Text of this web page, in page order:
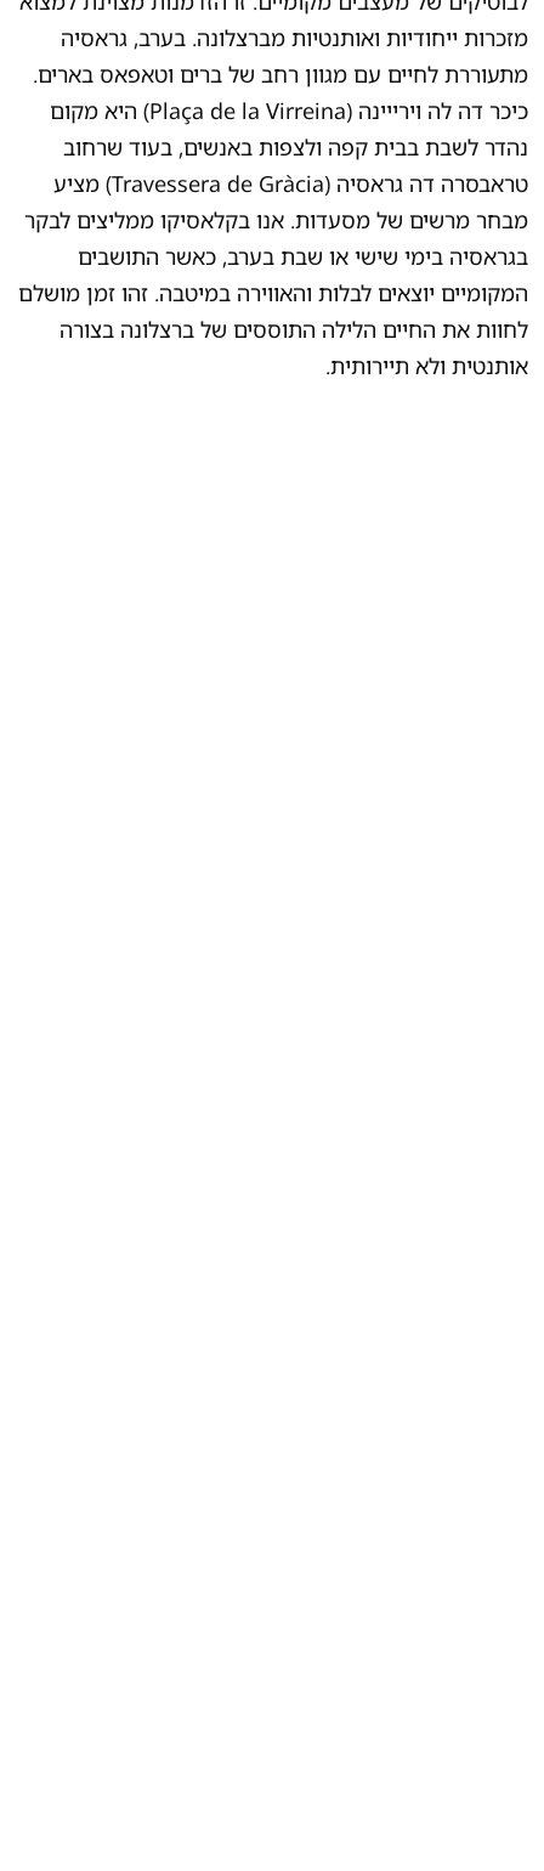
מזכרות ייחודיות ואותנטיות מברצלונה. בערב, גראסיה
מתעוררת לחיים עם מגוון רחב של ברים וטאפאס בארים.
כיכר דה לה וירייינה (Plaça de la Virreina) היא מקום
נהדר לשבת בבית קפה ולצפות באנשים, בעוד שרחוב
טראבסרה דה גראסיה (Travessera de Gràcia) מציע
מבחר מרשים של מסעדות. אנו בקלאסיקו ממליצים לבקר
בגראסיה בימי שישי או שבת בערב, כאשר התושבים
המקומיים יוצאים לבלות והאווירה במיטבה. זהו זמן מושלם
לחוות את החיים הלילה התוססים של ברצלונה בצורה
אותנטית ולא תיירותית.